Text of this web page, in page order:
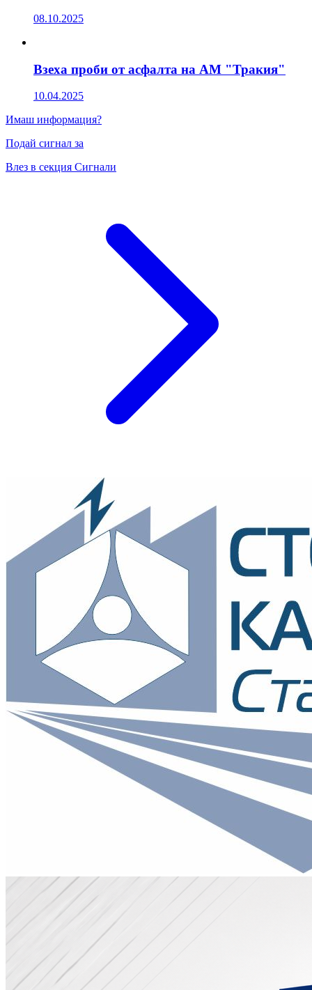
08.10.2025
Взеха проби от асфалта на АМ "Тракия"
10.04.2025
Имаш информация?
Подай сигнал за
Влез в секция Сигнали